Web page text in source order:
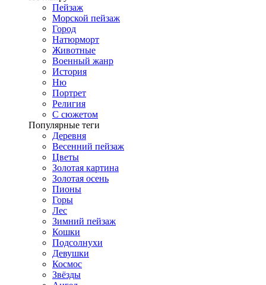
Пейзаж
Морской пейзаж
Город
Натюрморт
Животные
Военный жанр
История
Ню
Портрет
Религия
С сюжетом
Популярные теги
Деревня
Весенний пейзаж
Цветы
Золотая картина
Золотая осень
Пионы
Горы
Лес
Зимний пейзаж
Кошки
Подсолнухи
Девушки
Космос
Звёзды